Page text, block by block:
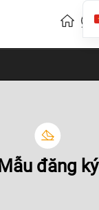
Mẫu đăng ký